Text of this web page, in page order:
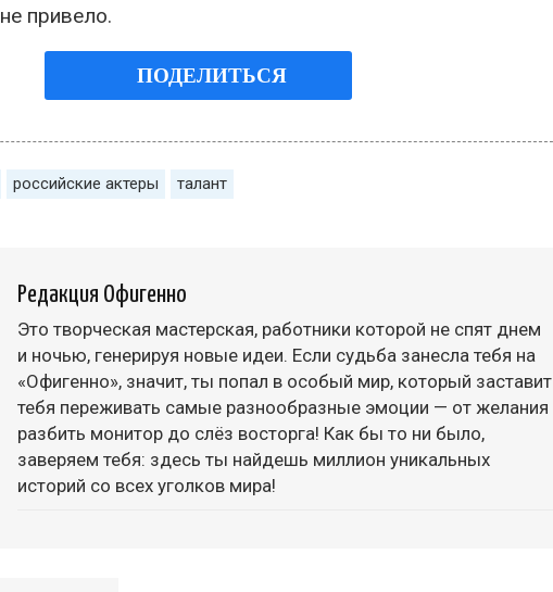
привело.
ПОДЕЛИТЬСЯ
российские актеры талант
Редакция Офигенно
Это творческая мастерская, работники которой не спят днем
и ночью, генерируя новые идеи. Если судьба занесла тебя на
«Офигенно», значит, ты попал в особый мир, который заставит
тебя переживать самые разнообразные эмоции — от желания
разбить монитор до слёз восторга! Как бы то ни было,
заверяем тебя: здесь ты найдешь миллион уникальных
историй со всех уголков мира!